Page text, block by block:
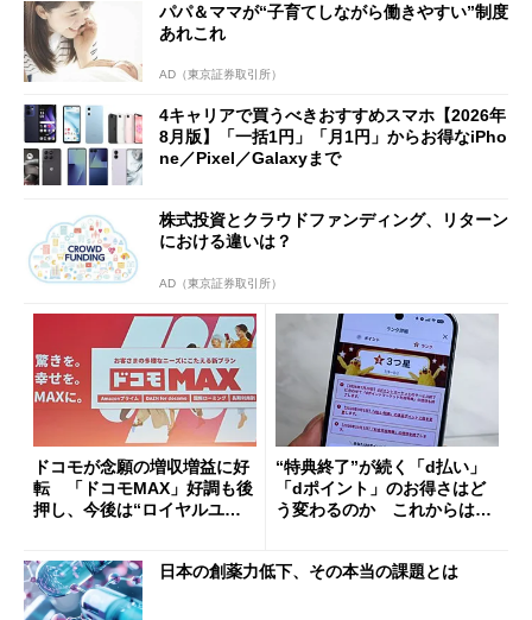
も
パパ＆ママが“子育てしながら働きやすい”制度
あれこれ
AD（東京証券取引所）
4キャリアで買うべきおすすめスマホ【2026年
8月版】「一括1円」「月1円」からお得なiPho
ne／Pixel／Galaxyまで
株式投資とクラウドファンディング、リターン
における違いは？
AD（東京証券取引所）
ドコモが念願の増収増益に好
転 「ドコモMAX」好調も後
押し、今後は“ロイヤルユー
“特典終了”が続く「d払い」
「dポイント」のお得さはど
う変わるのか これからは
日本の創薬力低下、その本当の課題とは